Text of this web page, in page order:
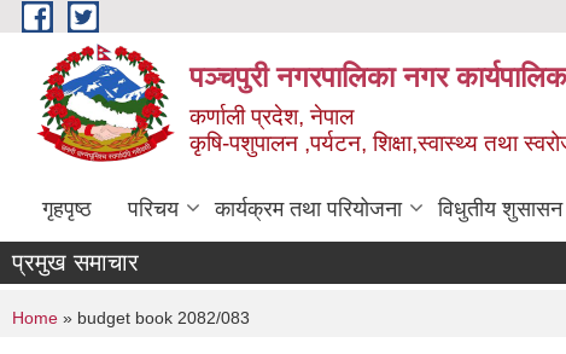
Skip to main content
पञ्चपुरी नगरपालिका नगर
कर्णाली प्रदेश, नेपाल
कृषि-पशुपालन ,पर्यटन, शिक्षा,स्वास्थ्य तथा
गृहपृष्ठ परिचय कार्यक्रम तथा परियोजना विधुतीय शुसासन
प्रमुख समाचार
You are here
Home » budget book 2082/083